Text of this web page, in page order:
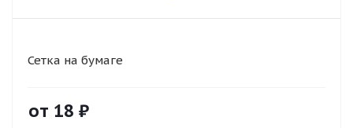
Сетка на бумаге
от 18 ₽